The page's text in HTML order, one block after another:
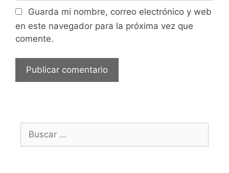
Guarda mi nombre, correo electrónico y web
en este navegador para la próxima vez que
comente.
Buscar: